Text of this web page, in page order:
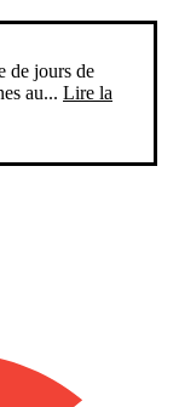
de jours de
au... Lire la